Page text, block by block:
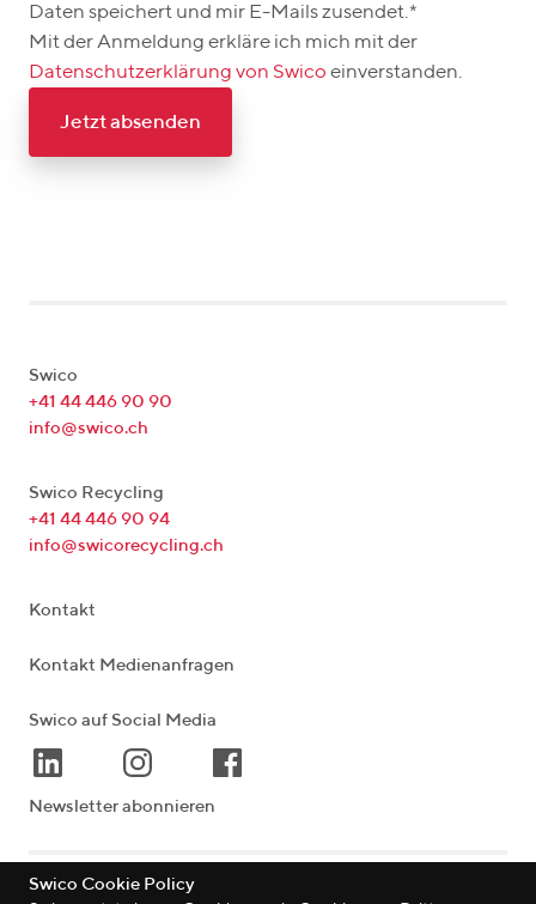
Daten speichert und mir E-Mails zusendet.*
Mit der Anmeldung erkläre ich mich mit der
Datenschutzerklärung von Swico einverstanden.
Jetzt absenden
Swico
+41 44 446 90 90
info@swico.ch
Swico Recycling
+41 44 446 90 94
info@swicorecycling.ch
Kontakt
Kontakt Medienanfragen
Swico auf Social Media
Newsletter abonnieren
Lagerstrasse 33 8004 Zürich | Schweiz
Swico Cookie Policy